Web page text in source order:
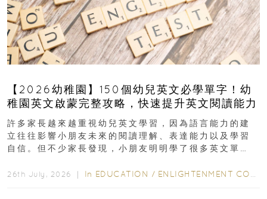
【2026幼稚園】150個幼兒英文必學單字！幼
稚園英文啟蒙完整攻略，快速提升英文閱讀能力
許多家長越來越重視幼兒英文學習，因為語言能力的建
立往往影響小朋友未來的閱讀理解、表達能力以及學習
自信。但不少家長發現，小朋友明明學了很多英文單
26th July, 2026 ｜ In EDUCATION / ENLIGHTENMENT CORNER